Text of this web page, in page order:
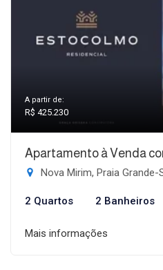
A partir de:
R$ 425.230
Apartamento à Venda
Nova Mirim, Praia Grande-
2 Quartos 2 Banheiros
Mais informações